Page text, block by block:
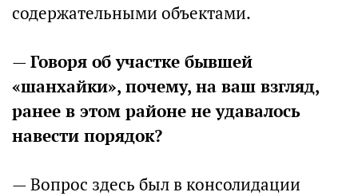
содержательными объектами.
—Говоря об участке бывшей
«шанхайки», почему, на ваш взгляд,
ранее в этом районе не удавалось
навести порядок?
— Вопрос здесь был в консолидации